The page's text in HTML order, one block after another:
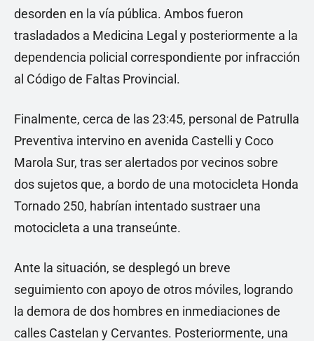
desorden en la vía pública. Ambos fueron
trasladados a Medicina Legal y posteriormente a la
dependencia policial correspondiente por infracción
al Código de Faltas Provincial.
Finalmente, cerca de las 23:45, personal de Patrulla
Preventiva intervino en avenida Castelli y Coco
Marola Sur, tras ser alertados por vecinos sobre
dos sujetos que, a bordo de una motocicleta Honda
Tornado 250, habrían intentado sustraer una
motocicleta a una transeúnte.
Ante la situación, se desplegó un breve
seguimiento con apoyo de otros móviles, logrando
la demora de dos hombres en inmediaciones de
calles Castelan y Cervantes. Posteriormente, una